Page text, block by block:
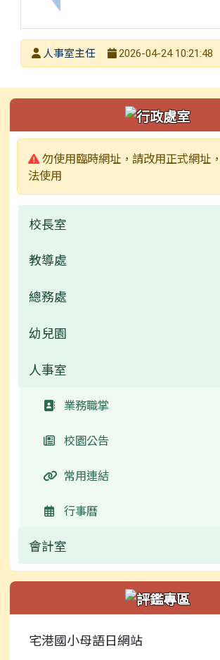
發布者人事室主任
2026-04-24 10:21:48
左邊區域內容
警告:
勿使用臨時網址，請改用正式網址
法使用
校長室
業務職掌
常用連結
教導處
業務職掌
校園公告
常用連結
活動相簿
榮譽榜
行事曆
校園影音
評鑑專區
學校規範
新聞報導
捐贈芳名錄
總務處
業務職掌
校園公告
常用連結
活動相簿
行事曆
捐贈芳名錄
檔案下載
幼兒園
校園公告
業務職掌
活動相簿
新聞報導
榮譽榜
校園影音
常用連結
檔案下載
行事曆
人事室
業務職掌
校園公告
常用連結
行事曆
會計室
業務職掌
校園公告
常用連結
宅港國小母語日網站